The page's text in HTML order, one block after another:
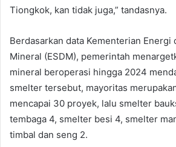
Tiongkok, kan tidak juga,” tandasnya.
Berdasarkan data Kementerian Energi
Mineral (ESDM), pemerintah
mineral beroperasi hingga 2024
smelter tersebut, mayoritas
mencapai 30 proyek, lalu smelter
tembaga 4, smelter besi 4, smelter
timbal dan seng 2.